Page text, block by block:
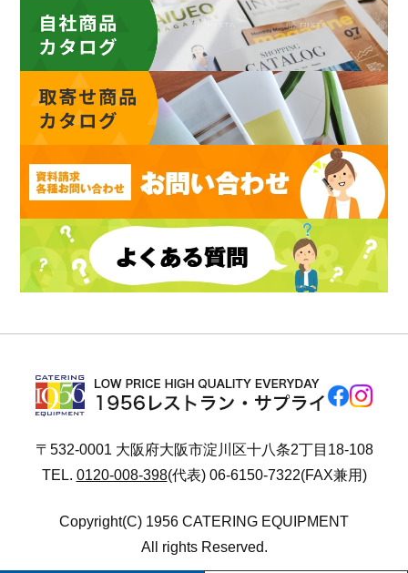
〒532-0001 大阪府大阪市淀川区十八条2丁目18-108
TEL. 0120-008-398(代表) 06-6150-7322(FAX兼用)
Copyright(C) 1956 CATERING EQUIPMENT
All rights Reserved.